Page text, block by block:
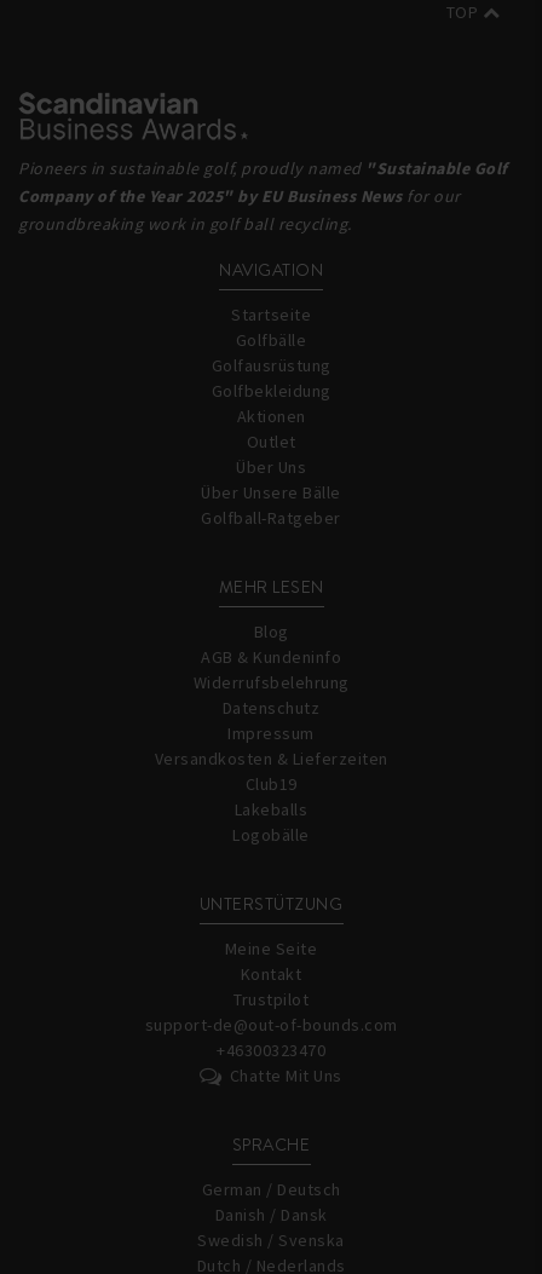
Pioneers in sustainable golf, proudly named "Sustainable Golf
Company of the Year 2025" by EU Business Newsfor our
groundbreaking work in golf ball recycling.
TOP
NAVIGATION
Startseite
Golfbälle
Golfausrüstung
Golfbekleidung
Aktionen
Outlet
Über Uns
Über Unsere Bälle
Golfball-Ratgeber
MEHR LESEN
Blog
AGB & Kundeninfo
Widerrufsbelehrung
Datenschutz
Impressum
Versandkosten & Lieferzeiten
Club19
Lakeballs
Logobälle
UNTERSTÜTZUNG
Meine Seite
Kontakt
Trustpilot
support-de@out-of-bounds.com
+46300323470
Chatte Mit Uns
SPRACHE
German / Deutsch
Danish / Dansk
Swedish / Svenska
Dutch / Nederlands